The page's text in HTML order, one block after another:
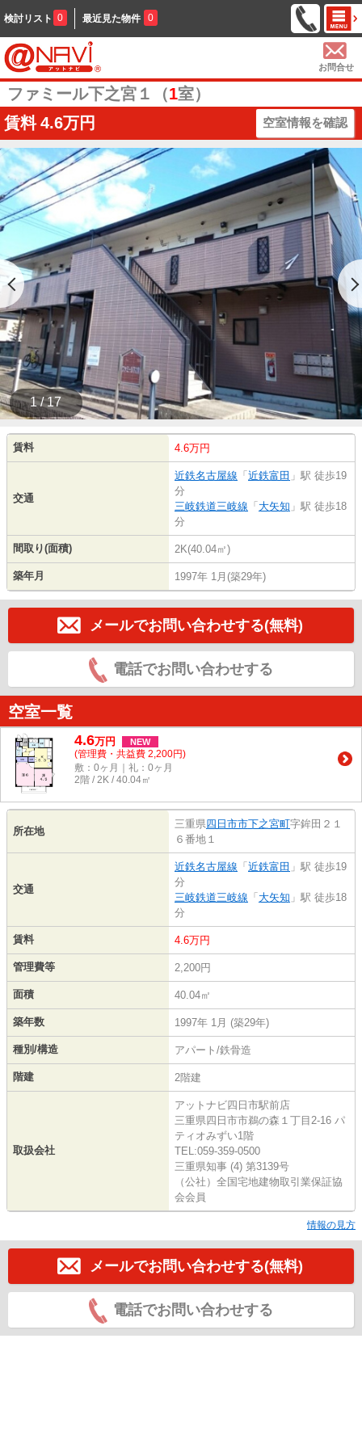
検討リスト 0 最近見た物件 0
お問合せ
ファミール下之宮１（1室）
賃料 4.6万円 空室情報を確認
1 / 17
賃料 4.6万円
交通
近鉄名古屋線 「 近鉄富田 」駅 徒歩19
分
三岐鉄道三岐線 「 大矢知 」駅 徒歩18
分
間取り(面積) 2K(40.04㎡)
築年月 1997年 1月(築29年)
メールでお問い合わせする(無料)
電話でお問い合わせする
空室一覧
4.6万円 NEW
(管理費・共益費 2,200円)
敷：0ヶ月｜礼：0ヶ月
2階 / 2K / 40.04㎡
所在地
三重県四日市市下之宮町字鉾田２１
６番地１
交通
近鉄名古屋線 「 近鉄富田 」駅 徒歩19
分
三岐鉄道三岐線 「 大矢知 」駅 徒歩18
分
賃料 4.6万円
管理費等 2,200円
面積 40.04㎡
築年数 1997年 1月 (築29年)
種別/構造 アパート/鉄骨造
階建 2階建
取扱会社
アットナビ四日市駅前店
三重県四日市市鵜の森１丁目2-16 パ
ティオみずい1階
TEL:059-359-0500
三重県知事 (4) 第3139号
（公社）全国宅地建物取引業保証協
会会員
情報の見方
メールでお問い合わせする(無料)
電話でお問い合わせする